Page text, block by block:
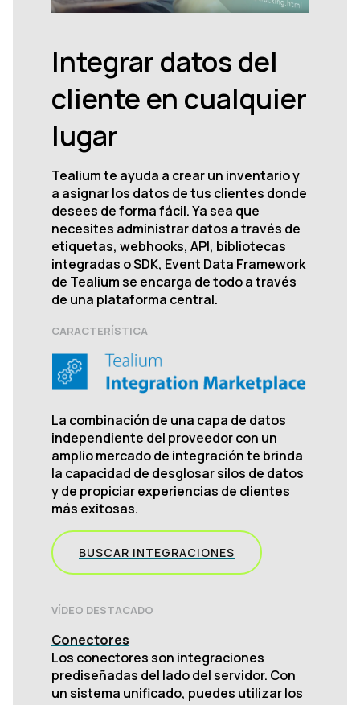
Integrar datos del
cliente en cualquier
lugar
Tealium te ayuda a crear un inventario y
a asignar los datos de tus clientes donde
desees de forma fácil. Ya sea que
necesites administrar datos a través de
etiquetas, webhooks, API, bibliotecas
integradas o SDK, Event Data Framework
de Tealium se encarga de todo a través
de una plataforma central.
CARACTERÍSTICA
La combinación de una capa de datos
independiente del proveedor con un
amplio mercado de integración te brinda
la capacidad de desglosar silos de datos
y de propiciar experiencias de clientes
más exitosas.
BUSCAR INTEGRACIONES
VÍDEO DESTACADO
Conectores
Los conectores son integraciones
prediseñadas del lado del servidor. Con
un sistema unificado, puedes utilizar los